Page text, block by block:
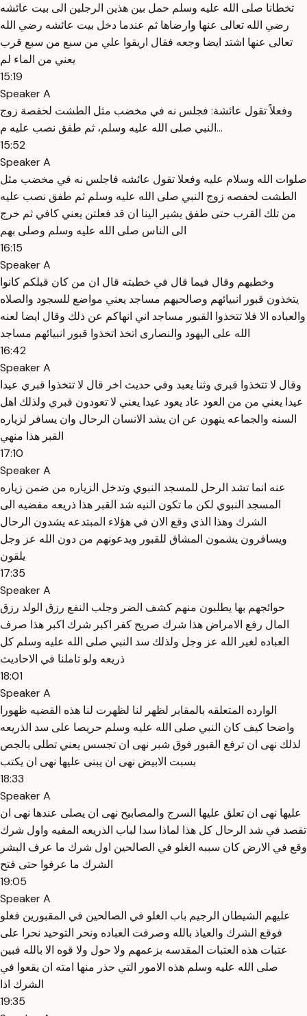
تخطانا صلى الله عليه وسلم حمل بين هذين الرجلين الى بيت عائشه
رضي الله تعالى عنها وارضاها ثم عندما دخل بيت عائشه رضي الله
تعالى عنها اشتد ايضا وجعه فقال اريقوا علي من سبع من سبع قرب
يعني من الماء لم
15:19
Speaker A
وفعلاً تقول عائشة: فجلس نه في مخضب مثل الطشت لحفصة زوج
النبي صلى الله عليه وسلم، ثم طفق نصب عليه م...
15:52
Speaker A
صلوات الله وسلام عليه وفعلا تقول عائشه فاجلس نه في مخضب مثل
الطشت لحفصه زوج النبي صلى الله عليه وسلم ثم طفق نصب عليه
من تلك القرب حتى طفق يشير الينا ان قد فعلتن يعني كافي ثم خرج
الى الناس صلى الله عليه وسلم وصلى بهم
16:15
Speaker A
وخطبهم وقال فيما قال في خطبته قال ان من كان قبلكم كانوا
يتخذون قبور انبيائهم وصالحيهم مساجد يعني مواضع للسجود والصلاه
والعباده الا فلا تتخذوا القبور مساجد اني انهاكم عن ذلك وقال ايضا لعنه
الله على اليهود والنصارى اتخذ اتخذوا قبور انبيائهم مساجد
16:42
Speaker A
وقال لا تتخذوا قبري وثنا يعبد وفي حديث اخر قال لا تتخذوا قبري عيدا
عيدا يعني من من العود عاد يعود عيدا يعني لا تعودون قبري ولذلك اهل
السنه والجماعه ينهون عن ان يشد الانسان الرحال وان يسافر لزياره
القبر هذا منهي
17:10
Speaker A
عنه انما تشد الرحل للمسجد النبوي وتدخل الزياره من ضمن زياره
المسجد النبوي لكن ما تكون النيه شد القبر هذا ذريعه مفضيه الى
الشرك وهذا الذي وقع الان في هؤلاء المبتدعه يشدون الرحال
ويسافرون يشمون المشاق للقبور ويدعونهم من دون الله عز وجل
يلقون
17:35
Speaker A
حوائجهم بها يطلبون منهم كشف الضر وجلب النفع رزق الولد رزق
المال رفع الامراض هذا شرك صريح كفر اكبر شرك اكبر هذا صرف
العباده لغير الله عز وجل ولذلك سد النبي صلى الله عليه وسلم كل
ذريعه ولو تاملنا في الاحاديث
18:01
Speaker A
الوارده المتعلقه بالمقابر لظهر لنا لظهرت لنا هذه القضيه ظهورا
واضحا كيف كان النبي صلى الله عليه وسلم حريصا على سد الذريعه
لذلك نهى ان ترفع القبور فوق شبر نهى ان تجسس يعني تطلى بالجص
بسبت الابيض نهى ان يبنى عليها نهى ان يكتب
18:33
Speaker A
عليها نهى ان تعلق عليها السرج والمصابيح نهى ان يصلى عندها نهى ان
تقصد في شد الرحال كل هذا لماذا سدا لباب الذريعه المفيه واول شرك
وقع في الارض كان سببه الغلو في الصالحين اول شرك ما عرف البشر
الشرك ما عرفوا حتى فتح
19:05
Speaker A
عليهم الشيطان الرجيم باب الغلو في الصالحين في المقبورين فغلو
فوقع الشرك والعياذ بالله وصرفت العباده ونحر التوحيد نحرا على
عتبات هذه العتبات المقدسه بزعمهم ولا حول ولا قوه الا بالله فبين
صلى الله عليه وسلم هذه الامور التي حذر منها امته ان يقعوا في
الشرك اذا
19:35